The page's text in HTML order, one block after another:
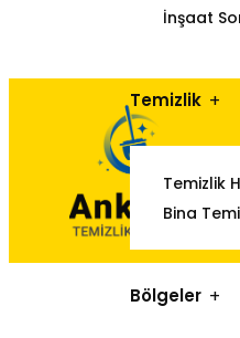
İnşaat
Temizlik
Temizlik
Bina
Bölgeler